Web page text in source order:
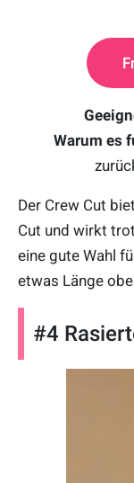
Warum es
Der Crew Cut
Cut und wirkt
eine gute Wahl
etwas Länge
#4